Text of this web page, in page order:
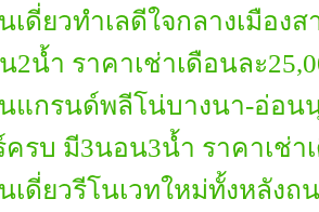
เดี่ยวทำเลดีใจกลางเมือง
2น้ำ ราคาเช่าเดือนละ
แกรนด์พลีโน่บางนา-อ่อน
ครบ มี3นอน3น้ำ ราคาเช่า
เดี่ยวรีโนเวทใหม่ทั้งหลัง